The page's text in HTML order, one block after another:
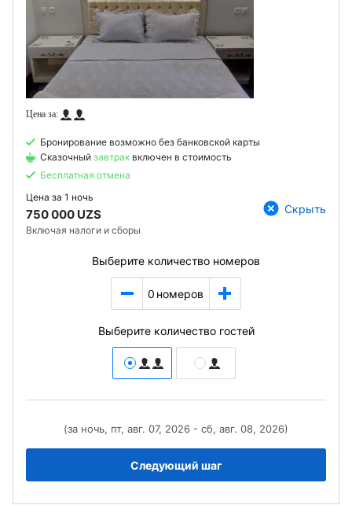
Бронирование возможно без банковской карты
Сказочный завтрак включен в стоимость
Бесплатная отмена
Цена за 1 ночь
750 000 UZS
Включая налоги и сборы
Скрыть
Выберите количество номеров
0 номеров
Выберите количество гостей
(за ночь, пт, авг. 07, 2026 - сб, авг. 08, 2026)
Следующий шаг